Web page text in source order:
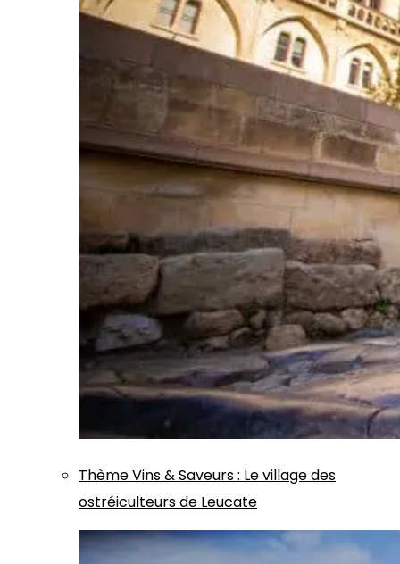
ThèmeVins & Saveurs: Le village des
ostréiculteurs de Leucate